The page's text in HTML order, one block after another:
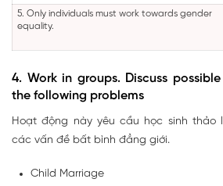
5. Only individuals must work towards gender
equality.
4. Work in groups. Discuss
the following problems
Hoạt động này yêu cầu học sinh thảo
các vấn đề bất bình đẳng giới.
Child Marriage